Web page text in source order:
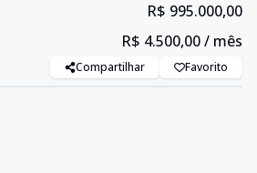
R$ 995.000,00
R$ 4.500,00/ mês
Compartilhar Favorito